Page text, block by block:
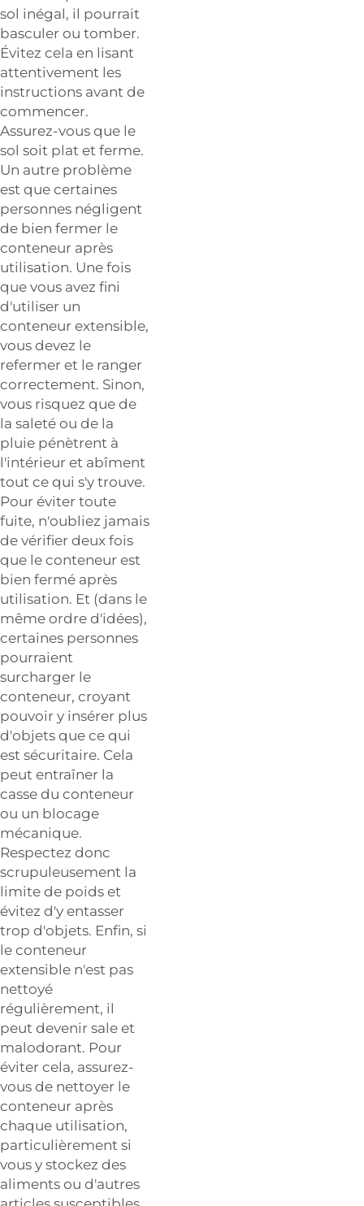
sol inégal, il pourrait
basculer ou tomber.
Évitez cela en lisant
attentivement les
instructions avant de
commencer.
Assurez-vous que le
sol soit plat et ferme.
Un autre problème
est que certaines
personnes négligent
de bien fermer le
conteneur après
utilisation. Une fois
que vous avez fini
d'utiliser un
conteneur extensible,
vous devez le
refermer et le ranger
correctement. Sinon,
vous risquez que de
la saleté ou de la
pluie pénètrent à
l'intérieur et abîment
tout ce qui s'y trouve.
Pour éviter toute
fuite, n'oubliez jamais
de vérifier deux fois
que le conteneur est
bien fermé après
utilisation. Et (dans le
même ordre d'idées),
certaines personnes
pourraient
surcharger le
conteneur, croyant
pouvoir y insérer plus
d'objets que ce qui
est sécuritaire. Cela
peut entraîner la
casse du conteneur
ou un blocage
mécanique.
Respectez donc
scrupuleusement la
limite de poids et
évitez d'y entasser
trop d'objets. Enfin, si
le conteneur
extensible n'est pas
nettoyé
régulièrement, il
peut devenir sale et
malodorant. Pour
éviter cela, assurez-
vous de nettoyer le
conteneur après
chaque utilisation,
particulièrement si
vous y stockez des
aliments ou d'autres